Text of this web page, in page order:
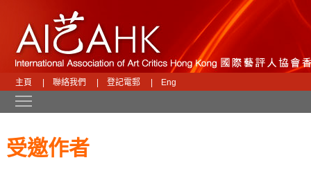
主頁 聯絡我們 登記電郵 Eng
受邀作者